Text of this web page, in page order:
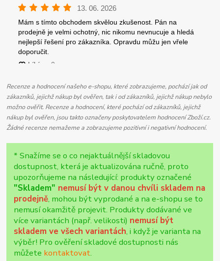
Recenze a hodnocení našeho e-shopu, které zobrazujeme, pochází jak od
zákazníků, jejichž nákup byl ověřen, tak i od zákazníků, jejichž nákup nebylo
možno ověřit. Recenze a hodnocení, které pochází od zákazníků, jejichž
nákup byl ověřen, jsou takto označeny poskytovatelem hodnocení Zboží.cz.
Žádné recenze nemažeme a zobrazujeme pozitivní i negativní hodnocení.
* Snažíme se o co nejaktuálnější skladovou
dostupnost, která je aktualizována ručně, proto
upozorňujeme na následující: produkty označené
"Skladem" nemusí být v danou chvíli skladem na
prodejně, mohou být vyprodané a na e-shopu se to
nemusí okamžitě projevit. Produkty dodávané ve
více variantách (např. velikosti) nemusí být
skladem ve všech variantách, i když je varianta na
výběr! Pro ověření skladové dostupnosti nás
můžete kontaktovat.